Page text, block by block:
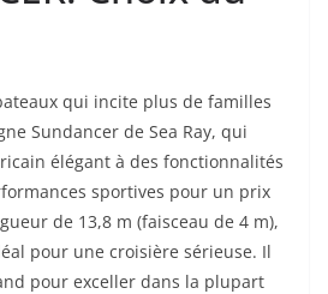
qui incite plus de familles
Sundancer de Sea Ray, qui
élégant à des fonctionnalités
sportives pour un prix
de 13,8 m (faisceau de 4 m),
pour une croisière sérieuse. Il
pour exceller dans la plupart